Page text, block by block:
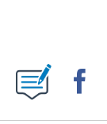
PAGES ON "".